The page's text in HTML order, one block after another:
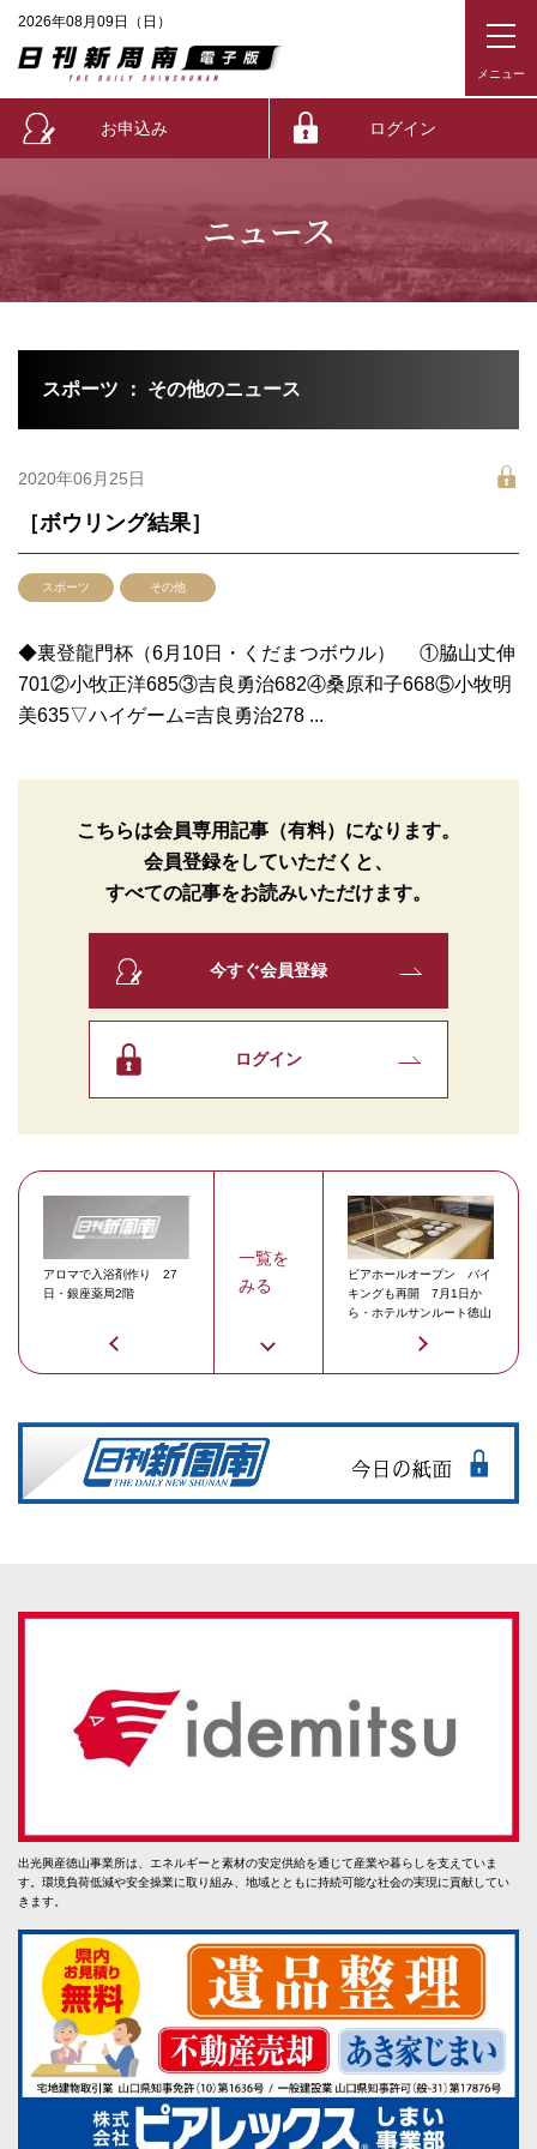
2026年08月09日（日）
お申込み ログイン
ニュース
スポーツ ： その他のニュース
2020年06月25日
［ボウリング結果］
スポーツ その他
◆裏登龍門杯（6月10日・くだまつボウル） ①脇山丈伸
701②小牧正洋685③吉良勇治682④桑原和子668⑤小牧明
美635▽ハイゲーム=吉良勇治278 ...
こちらは会員専用記事（有料）になります。
会員登録をしていただくと、
すべての記事をお読みいただけます。
今すぐ会員登録
ログイン
アロマで入浴剤作り 27
日・銀座薬局2階
一覧を
みる
ビアホールオープン バイ
キングも再開 7月1日か
ら・ホテルサンルート徳山
出光興産徳山事業所は、エネルギーと素材の安定供給を通じて産業や暮らしを支えていま
す。環境負荷低減や安全操業に取り組み、地域とともに持続可能な社会の実現に貢献してい
きます。